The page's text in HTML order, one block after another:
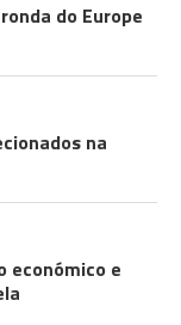
do Europe
na
económico e